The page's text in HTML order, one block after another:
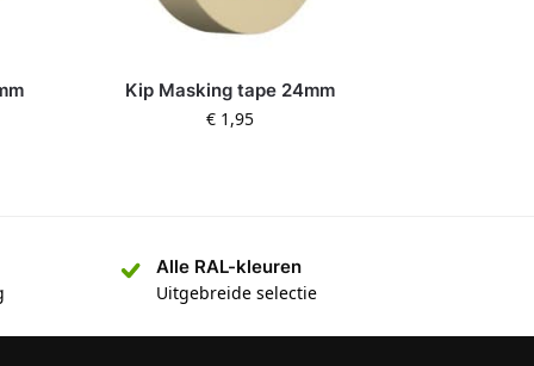
Kip Masking tape 24mm
€ 1,95
Alle RAL-kleuren
Uitgebreide selectie